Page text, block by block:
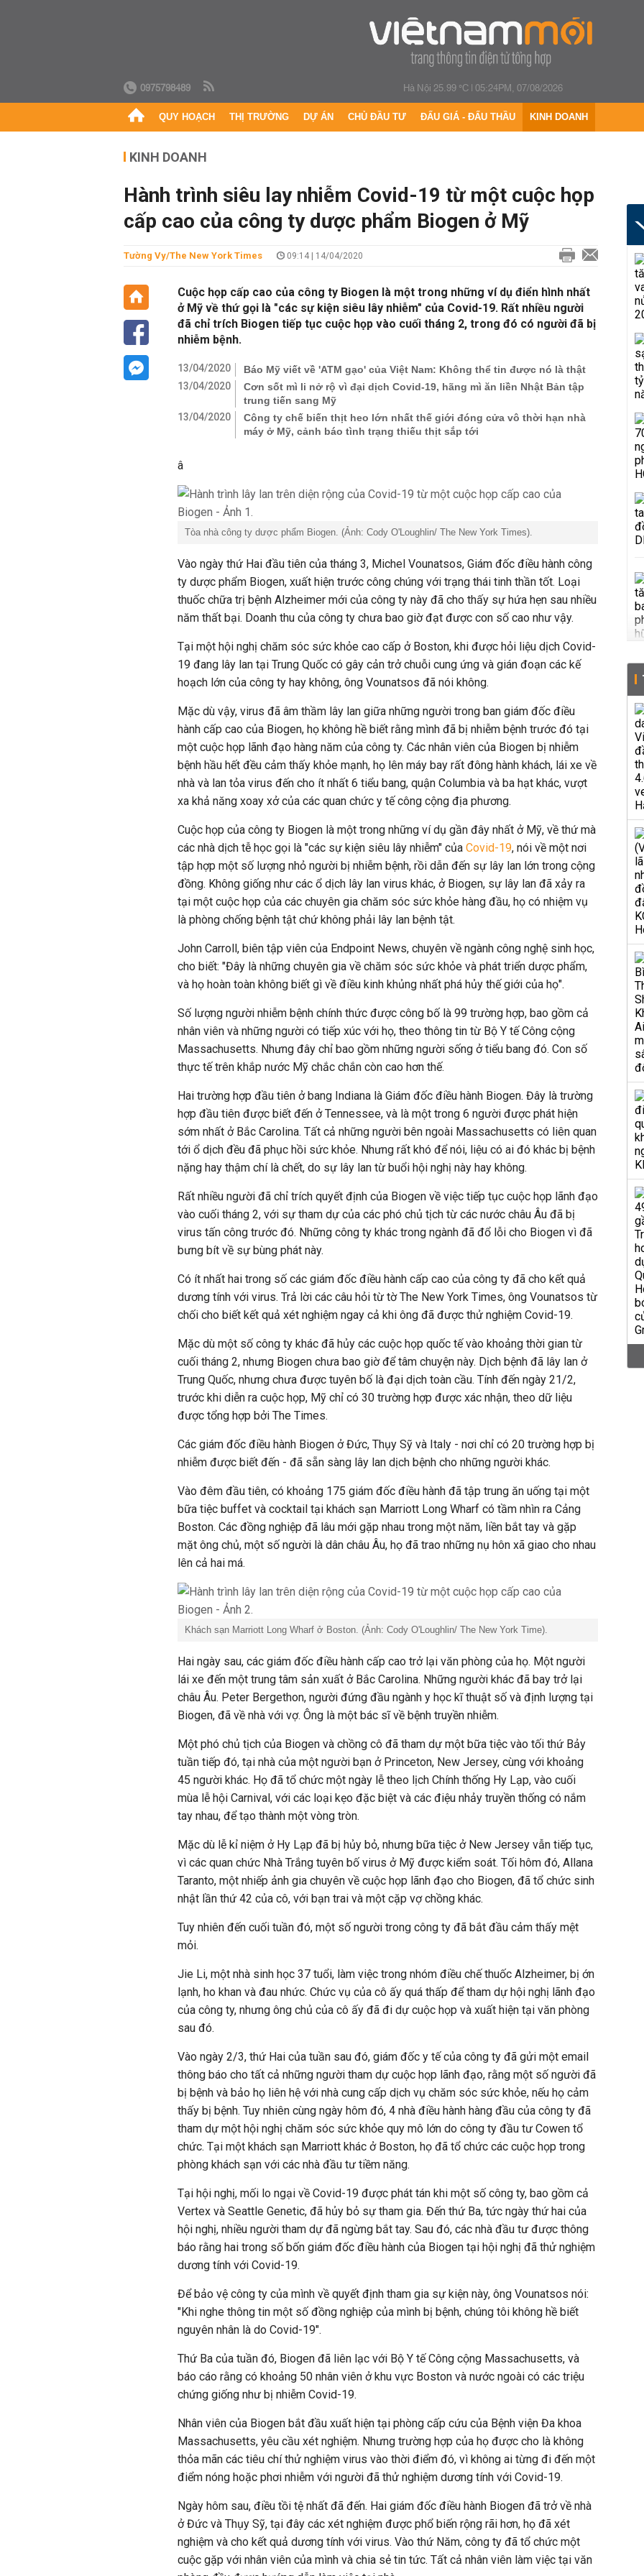
0975798489 Hà Nội 25.99 °C|05:24PM, 07/08/2026
QUY HOẠCH THỊ TRƯỜNG DỰ ÁN CHỦ ĐẦU TƯ ĐẤU GIÁ - ĐẤU THẦU KINH DOANH
KINH DOANH
Hành trình siêu lay nhiễm Covid-19 từ một cuộc họp
cấp cao của công ty dược phẩm Biogen ở Mỹ
Tường Vy/The New York Times 09:14 | 14/04/2020
Cuộc họp cấp cao của công ty Biogen là một trong những ví dụ điển hình nhất
ở Mỹ về thứ gọi là "các sự kiện siêu lây nhiễm" của Covid-19. Rất nhiều người
đã chỉ trích Biogen tiếp tục cuộc họp vào cuối tháng 2, trong đó có người đã bị
nhiễm bệnh.
13/04/2020
Báo Mỹ viết về 'ATM gạo' của Việt Nam: Không thể tin được nó là thật
13/04/2020
Cơn sốt mì li nở rộ vì đại dịch Covid-19, hãng mì ăn liền Nhật Bản tập
trung tiến sang Mỹ
13/04/2020
Công ty chế biến thịt heo lớn nhất thế giới đóng cửa vô thời hạn nhà
máy ở Mỹ, cảnh báo tình trạng thiếu thịt sắp tới
â
Tòa nhà công ty dược phẩm Biogen. (Ảnh: Cody O'Loughlin/ The New York Times).
Vào ngày thứ Hai đầu tiên của tháng 3, Michel Vounatsos, Giám đốc điều hành công
ty dược phẩm Biogen, xuất hiện trước công chúng với trạng thái tinh thần tốt. Loại
thuốc chữa trị bệnh Alzheimer mới của công ty này đã cho thấy sự hứa hẹn sau nhiều
năm thất bại. Doanh thu của công ty chưa bao giờ đạt được con số cao như vậy.
Tại một hội nghị chăm sóc sức khỏe cao cấp ở Boston, khi được hỏi liệu dịch Covid-
19 đang lây lan tại Trung Quốc có gây cản trở chuỗi cung ứng và gián đoạn các kế
hoạch lớn của công ty hay không, ông Vounatsos đã nói không.
Mặc dù vậy, virus đã âm thầm lây lan giữa những người trong ban giám đốc điều
hành cấp cao của Biogen, họ không hề biết rằng mình đã bị nhiễm bệnh trước đó tại
một cuộc họp lãnh đạo hàng năm của công ty. Các nhân viên của Biogen bị nhiễm
bệnh hầu hết đều cảm thấy khỏe mạnh, họ lên máy bay rất đông hành khách, lái xe về
nhà và lan tỏa virus đến cho ít nhất 6 tiểu bang, quận Columbia và ba hạt khác, vượt
xa khả năng xoay xở của các quan chức y tế công cộng địa phương.
Cuộc họp của công ty Biogen là một trong những ví dụ gần đây nhất ở Mỹ, về thứ mà
các nhà dịch tễ học gọi là "các sự kiện siêu lây nhiễm" của Covid-19, nói về một nơi
tập hợp một số lượng nhỏ người bị nhiễm bệnh, rồi dẫn đến sự lây lan lớn trong cộng
đồng. Không giống như các ổ dịch lây lan virus khác, ở Biogen, sự lây lan đã xảy ra
tại một cuộc họp của các chuyên gia chăm sóc sức khỏe hàng đầu, họ có nhiệm vụ
là phòng chống bệnh tật chứ không phải lây lan bệnh tật.
John Carroll, biên tập viên của Endpoint News, chuyên về ngành công nghệ sinh học,
cho biết: "Đây là những chuyên gia về chăm sóc sức khỏe và phát triển dược phẩm,
và họ hoàn toàn không biết gì về điều kinh khủng nhất phá hủy thế giới của họ".
Số lượng người nhiễm bệnh chính thức được công bố là 99 trường hợp, bao gồm cả
nhân viên và những người có tiếp xúc với họ, theo thông tin từ Bộ Y tế Công cộng
Massachusetts. Nhưng đây chỉ bao gồm những người sống ở tiểu bang đó. Con số
thực tế trên khắp nước Mỹ chắc chắn còn cao hơn thế.
Hai trường hợp đầu tiên ở bang Indiana là Giám đốc điều hành Biogen. Đây là trường
hợp đầu tiên được biết đến ở Tennessee, và là một trong 6 người được phát hiện
sớm nhất ở Bắc Carolina. Tất cả những người bên ngoài Massachusetts có liên quan
tới ổ dịch đều đã phục hồi sức khỏe. Nhưng rất khó để nói, liệu có ai đó khác bị bệnh
nặng hay thậm chí là chết, do sự lây lan từ buổi hội nghị này hay không.
Rất nhiều người đã chỉ trích quyết định của Biogen về việc tiếp tục cuộc họp lãnh đạo
vào cuối tháng 2, với sự tham dự của các phó chủ tịch từ các nước châu Âu đã bị
virus tấn công trước đó. Những công ty khác trong ngành đã đổ lỗi cho Biogen vì đã
bưng bít về sự bùng phát này.
Có ít nhất hai trong số các giám đốc điều hành cấp cao của công ty đã cho kết quả
dương tính với virus. Trả lời các câu hỏi từ tờ The New York Times, ông Vounatsos từ
chối cho biết kết quả xét nghiệm ngay cả khi ông đã được thử nghiệm Covid-19.
Mặc dù một số công ty khác đã hủy các cuộc họp quốc tế vào khoảng thời gian từ
cuối tháng 2, nhưng Biogen chưa bao giờ để tâm chuyện này. Dịch bệnh đã lây lan ở
Trung Quốc, nhưng chưa được tuyên bố là đại dịch toàn cầu. Tính đến ngày 21/2,
trước khi diễn ra cuộc họp, Mỹ chỉ có 30 trường hợp được xác nhận, theo dữ liệu
được tổng hợp bởi The Times.
Các giám đốc điều hành Biogen ở Đức, Thụy Sỹ và Italy - nơi chỉ có 20 trường hợp bị
nhiễm được biết đến - đã sẵn sàng lây lan dịch bệnh cho những người khác.
Vào đêm đầu tiên, có khoảng 175 giám đốc điều hành đã tập trung ăn uống tại một
bữa tiệc buffet và cocktail tại khách sạn Marriott Long Wharf có tầm nhìn ra Cảng
Boston. Các đồng nghiệp đã lâu mới gặp nhau trong một năm, liền bắt tay và gặp
mặt ông chủ, một số người là dân châu Âu, họ đã trao những nụ hôn xã giao cho nhau
lên cả hai má.
Khách sạn Marriott Long Wharf ở Boston. (Ảnh: Cody O'Loughlin/ The New York Time).
Hai ngày sau, các giám đốc điều hành cấp cao trở lại văn phòng của họ. Một người
lái xe đến một trung tâm sản xuất ở Bắc Carolina. Những người khác đã bay trở lại
châu Âu. Peter Bergethon, người đứng đầu ngành y học kĩ thuật số và định lượng tại
Biogen, đã về nhà với vợ. Ông là một bác sĩ về bệnh truyền nhiễm.
Một phó chủ tịch của Biogen và chồng cô đã tham dự một bữa tiệc vào tối thứ Bảy
tuần tiếp đó, tại nhà của một người bạn ở Princeton, New Jersey, cùng với khoảng
45 người khác. Họ đã tổ chức một ngày lễ theo lịch Chính thống Hy Lạp, vào cuối
mùa lễ hội Carnival, với các loại kẹo đặc biệt và các điệu nhảy truyền thống có nắm
tay nhau, để tạo thành một vòng tròn.
Mặc dù lễ kỉ niệm ở Hy Lạp đã bị hủy bỏ, nhưng bữa tiệc ở New Jersey vẫn tiếp tục,
vì các quan chức Nhà Trắng tuyên bố virus ở Mỹ được kiểm soát. Tối hôm đó, Allana
Taranto, một nhiếp ảnh gia chuyên về cuộc họp lãnh đạo cho Biogen, đã tổ chức sinh
nhật lần thứ 42 của cô, với bạn trai và một cặp vợ chồng khác.
Tuy nhiên đến cuối tuần đó, một số người trong công ty đã bắt đầu cảm thấy mệt
mỏi.
Jie Li, một nhà sinh học 37 tuổi, làm việc trong nhóm điều chế thuốc Alzheimer, bị ớn
lạnh, ho khan và đau nhức. Chức vụ của cô ấy quá thấp để tham dự hội nghị lãnh đạo
của công ty, nhưng ông chủ của cô ấy đã đi dự cuộc họp và xuất hiện tại văn phòng
sau đó.
Vào ngày 2/3, thứ Hai của tuần sau đó, giám đốc y tế của công ty đã gửi một email
thông báo cho tất cả những người tham dự cuộc họp lãnh đạo, rằng một số người đã
bị bệnh và bảo họ liên hệ với nhà cung cấp dịch vụ chăm sóc sức khỏe, nếu họ cảm
thấy bị bệnh. Tuy nhiên cùng ngày hôm đó, 4 nhà điều hành hàng đầu của công ty đã
tham dự một hội nghị chăm sóc sức khỏe quy mô lớn do công ty đầu tư Cowen tổ
chức. Tại một khách sạn Marriott khác ở Boston, họ đã tổ chức các cuộc họp trong
phòng khách sạn với các nhà đầu tư tiềm năng.
Tại hội nghị, mối lo ngại về Covid-19 được phát tán khi một số công ty, bao gồm cả
Vertex và Seattle Genetic, đã hủy bỏ sự tham gia. Đến thứ Ba, tức ngày thứ hai của
hội nghị, nhiều người tham dự đã ngừng bắt tay. Sau đó, các nhà đầu tư được thông
báo rằng hai trong số bốn giám đốc điều hành của Biogen tại hội nghị đã thử nghiệm
dương tính với Covid-19.
Để bảo vệ công ty của mình về quyết định tham gia sự kiện này, ông Vounatsos nói:
"Khi nghe thông tin một số đồng nghiệp của mình bị bệnh, chúng tôi không hề biết
nguyên nhân là do Covid-19".
Thứ Ba của tuần đó, Biogen đã liên lạc với Bộ Y tế Công cộng Massachusetts, và
báo cáo rằng có khoảng 50 nhân viên ở khu vực Boston và nước ngoài có các triệu
chứng giống như bị nhiễm Covid-19.
Nhân viên của Biogen bắt đầu xuất hiện tại phòng cấp cứu của Bệnh viện Đa khoa
Massachusetts, yêu cầu xét nghiệm. Nhưng trường hợp của họ được cho là không
thỏa mãn các tiêu chí thử nghiệm virus vào thời điểm đó, vì không ai từng đi đến một
điểm nóng hoặc phơi nhiễm với người đã thử nghiệm dương tính với Covid-19.
Ngày hôm sau, điều tồi tệ nhất đã đến. Hai giám đốc điều hành Biogen đã trở về nhà
ở Đức và Thụy Sỹ, tại đây các xét nghiệm được phổ biến rộng rãi hơn, họ đã xét
nghiệm và cho kết quả dương tính với virus. Vào thứ Năm, công ty đã tổ chức một
cuộc gặp với nhân viên của mình và chia sẻ tin tức. Tất cả nhân viên làm việc tại văn